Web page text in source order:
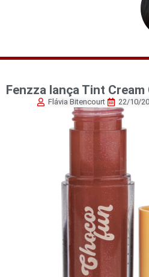
Fenzza lança Tint Cream
Flávia Bitencourt 22/10/